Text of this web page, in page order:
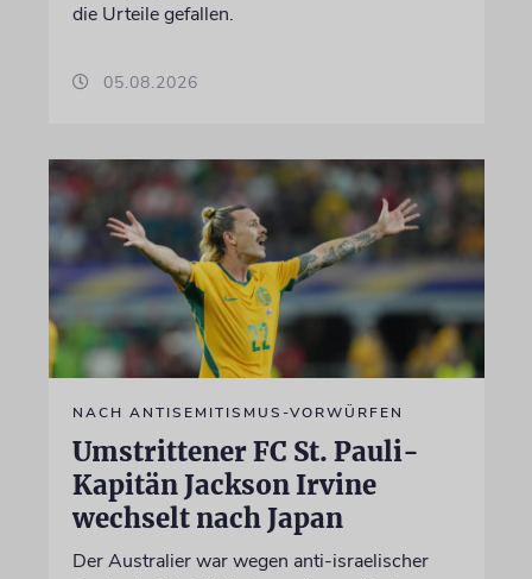
die Urteile gefallen.
05.08.2026
NACH ANTISEMITISMUS-VORWÜRFEN
Umstrittener FC St. Pauli-
Kapitän Jackson Irvine
wechselt nach Japan
Der Australier war wegen anti-israelischer